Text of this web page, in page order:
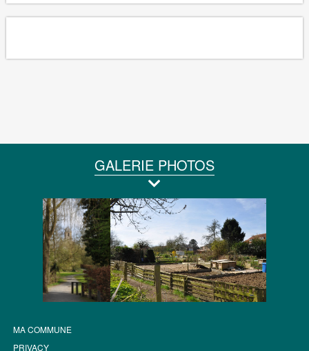
GALERIE PHOTOS
MA COMMUNE
PRIVACY